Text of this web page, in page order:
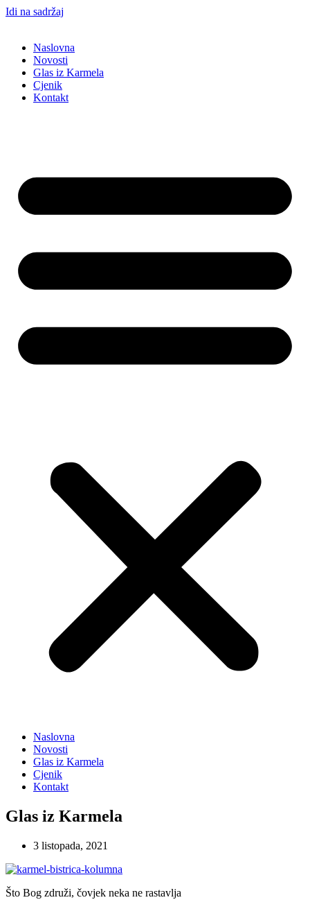
Idi na sadržaj
Naslovna
Novosti
Glas iz Karmela
Cjenik
Kontakt
Naslovna
Novosti
Glas iz Karmela
Cjenik
Kontakt
Glas iz Karmela
3 listopada, 2021
Što Bog združi, čovjek neka ne rastavlja